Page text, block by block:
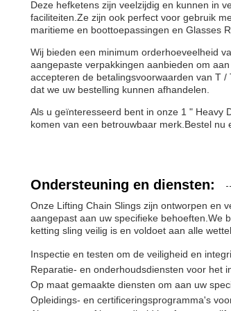
Deze hefketens zijn veelzijdig en kunnen in
faciliteiten.Ze zijn ook perfect voor gebruik
maritieme en boottoepassingen en Glasses
Wij bieden een minimum orderhoeveelheid
aangepaste verpakkingen aanbieden om
accepteren de betalingsvoorwaarden van T
dat we uw bestelling kunnen afhandelen.
Als u geïnteresseerd bent in onze 1 " Heavy
komen van een betrouwbaar merk.Bestel nu
Ondersteuning en diensten:
Onze Lifting Chain Slings zijn ontworpen en
aangepast aan uw specifieke behoeften.We
ketting sling veilig is en voldoet aan alle
Inspectie en testen om de veiligheid en
Reparatie- en onderhoudsdiensten voor het
Op maat gemaakte diensten om aan uw
Opleidings- en certificeringsprogramma's